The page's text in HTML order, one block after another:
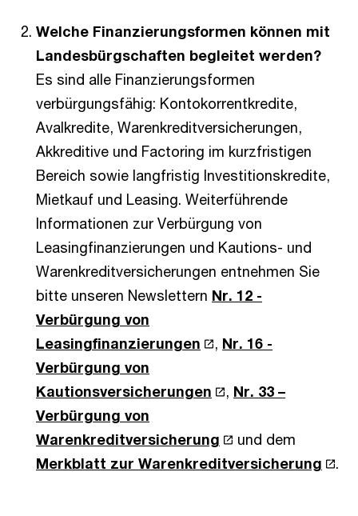
Welche Finanzierungsformen können mit
Landesbürgschaften begleitet werden?
Es sind alle Finanzierungsformen
verbürgungsfähig: Kontokorrentkredite,
Avalkredite, Warenkreditversicherungen,
Akkreditive und Factoring im kurzfristigen
Bereich sowie langfristig Investitionskredite,
Mietkauf und Leasing. Weiterführende
Informationen zur Verbürgung von
Leasingfinanzierungen und Kautions- und
Warenkreditversicherungen entnehmen Sie
bitte unseren Newslettern Nr. 12 -
Verbürgung von
Leasingfinanzierungen
, Nr. 16 -
Verbürgung von
Kautionsversicherungen
, Nr. 33 –
Verbürgung von
Warenkreditversicherung
und dem
Merkblatt zur Warenkreditversicherung
.